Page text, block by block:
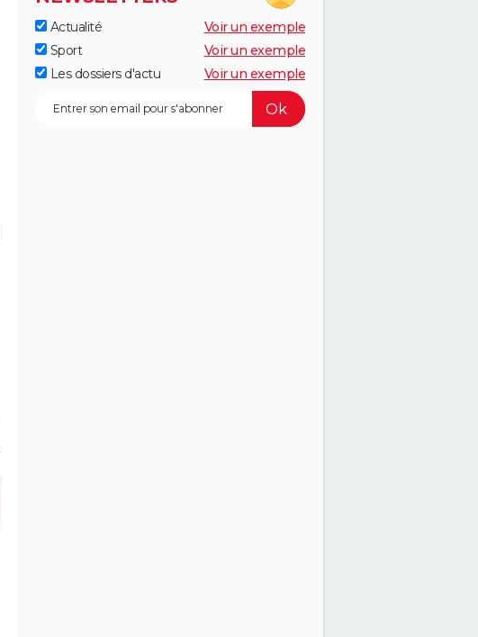
Actualité
Voir un exemple
Sport
Voir un exemple
Les dossiers d'actu
Voir un exemple